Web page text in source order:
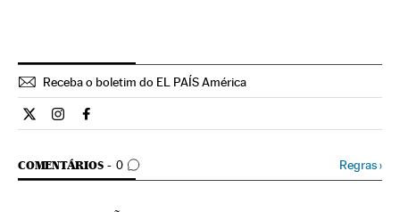
Receba o boletim do EL PAÍS América
Internacional El País Brasil en Twitter
Internacional El País Brasil en Instagram
Internacional El País Brasil en Facebook
COMENTÁRIOS 0
COMENTÁRIOS Regras›